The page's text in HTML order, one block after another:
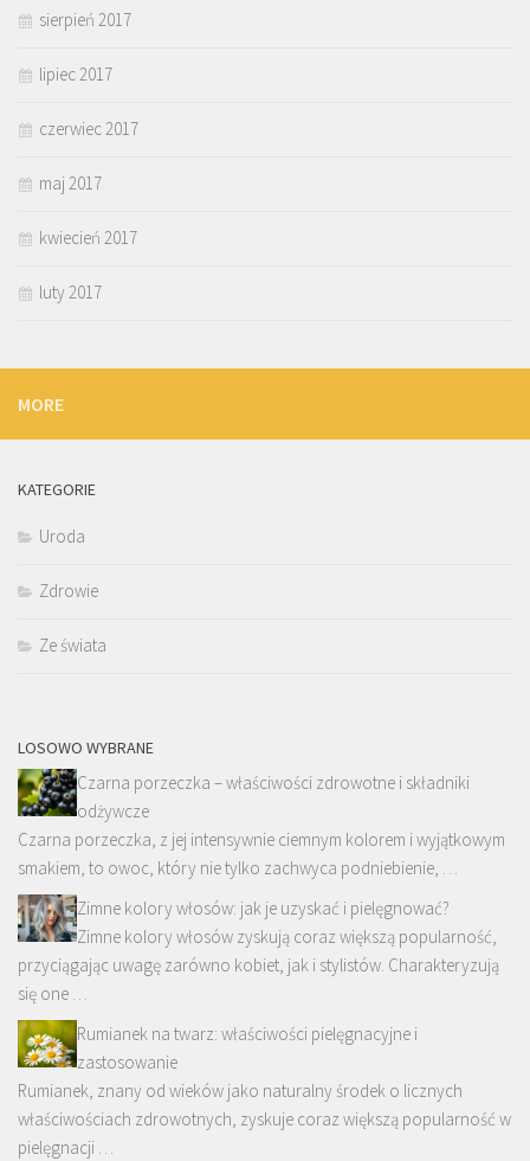
sierpień 2017
lipiec 2017
czerwiec 2017
maj 2017
kwiecień 2017
luty 2017
MORE
KATEGORIE
Uroda
Zdrowie
Ze świata
LOSOWO WYBRANE
Czarna porzeczka – właściwości zdrowotne i składniki
odżywcze
Czarna porzeczka, z jej intensywnie ciemnym kolorem i wyjątkowym
smakiem, to owoc, który nie tylko zachwyca podniebienie, …
Zimne kolory włosów: jak je uzyskać i pielęgnować?
Zimne kolory włosów zyskują coraz większą popularność,
przyciągając uwagę zarówno kobiet, jak i stylistów. Charakteryzują
się one …
Rumianek na twarz: właściwości pielęgnacyjne i
zastosowanie
Rumianek, znany od wieków jako naturalny środek o licznych
właściwościach zdrowotnych, zyskuje coraz większą popularność w
pielęgnacji …